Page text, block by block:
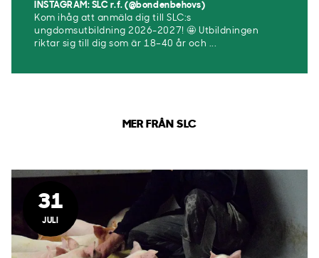
INSTAGRAM: SLC r.f. (@bondenbehovs)
Kom ihåg att anmäla dig till SLC:s
ungdomsutbildning 2026-2027! 🤩 Utbildningen
riktar sig till dig som är 18–40 år och ...
MER FRÅN SLC
31
JULI